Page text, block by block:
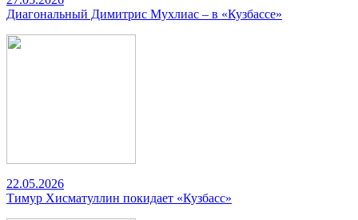
Диагональный Димитрис Мухлиас – в «Кузбассе»
22.05.2026
Тимур Хисматуллин покидает «Кузбасс»